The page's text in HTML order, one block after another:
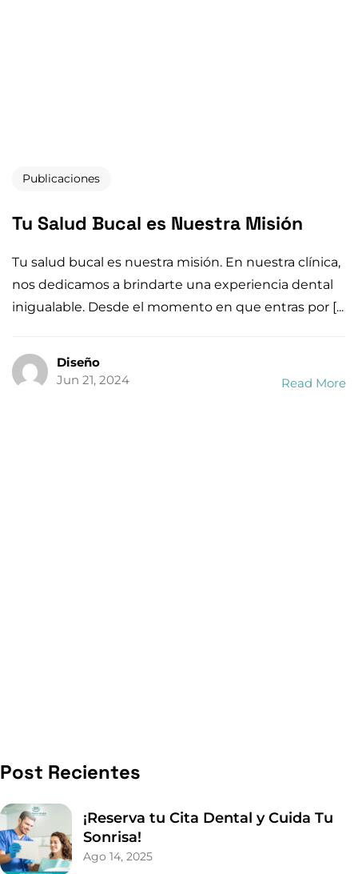
Publicaciones
Tu Salud Bucal es Nuestra Misión
Tu salud bucal es nuestra misión. En nuestra clínica,
nos dedicamos a brindarte una experiencia dental
inigualable. Desde el momento en que entras por [...
Diseño
Jun 21, 2024
Read More
Post Recientes
¡Reserva tu Cita Dental y Cuida Tu
Sonrisa!
Ago 14, 2025